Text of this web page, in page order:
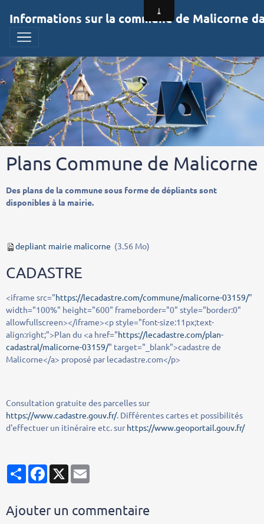
Informations sur la commune de Malicorne
Plans Commune de Malicorne
Des plans de la commune sous forme de dépliants sont
disponibles à la mairie.
depliant mairie malicorne (3.56 Mo)
CADASTRE
<iframe src="https://lecadastre.com/commune/malicorne-03159/"
width="100%" height="600" frameborder="0" style="border:0"
allowfullscreen></iframe><p style="font-size:11px;text-
align:right;">Plan du <a href="https://lecadastre.com/plan-
cadastral/malicorne-03159/" target="_blank">cadastre de
Malicorne</a> proposé par lecadastre.com</p>
Consultation gratuite des parcelles sur
https://www.cadastre.gouv.fr/. Différentes cartes et possibilités
d'effectuer un itinéraire etc. surhttps://www.geoportail.gouv.fr/
PartagerFacebook
X
Ajouter un commentaire